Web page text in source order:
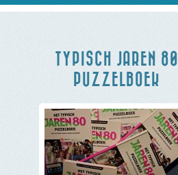
TYPISCH JAREN 80
PUZZELBOEK